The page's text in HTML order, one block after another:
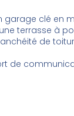
garage clé en
terrasse à
de
de